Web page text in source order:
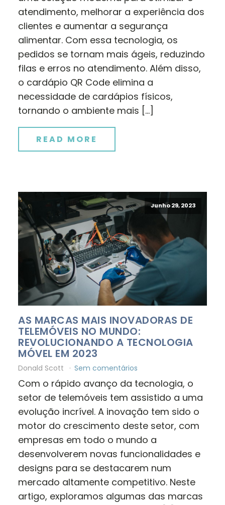
atendimento, melhorar a experiência dos
clientes e aumentar a segurança
alimentar. Com essa tecnologia, os
pedidos se tornam mais ágeis, reduzindo
filas e erros no atendimento. Além disso,
o cardápio QR Code elimina a
necessidade de cardápios físicos,
tornando o ambiente mais […]
READ MORE
Junho 29, 2023
AS MARCAS MAIS INOVADORAS DE
TELEMÓVEIS NO MUNDO:
REVOLUCIONANDO A TECNOLOGIA
MÓVEL EM 2023
Donald Scott Sem comentários
Com o rápido avanço da tecnologia, o
setor de telemóveis tem assistido a uma
evolução incrível. A inovação tem sido o
motor do crescimento deste setor, com
empresas em todo o mundo a
desenvolverem novas funcionalidades e
designs para se destacarem num
mercado altamente competitivo. Neste
artigo, exploramos algumas das marcas